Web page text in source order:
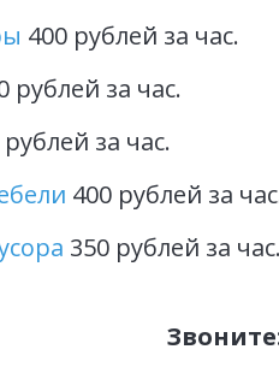
400 рублей за час.
рублей за час.
за час.
400 рублей за
350 рублей за час.